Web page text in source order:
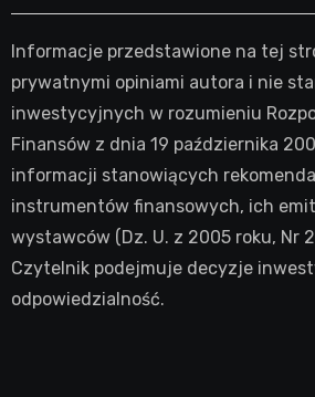
Informacje przedstawione na tej
prywatnymi opiniami autora i nie
inwestycyjnych w rozumieniu
Finansów z dnia 19 października
informacji stanowiących
instrumentów finansowych, ich
wystawców (Dz. U. z 2005 roku, Nr
Czytelnik podejmuje decyzje
odpowiedzialność.